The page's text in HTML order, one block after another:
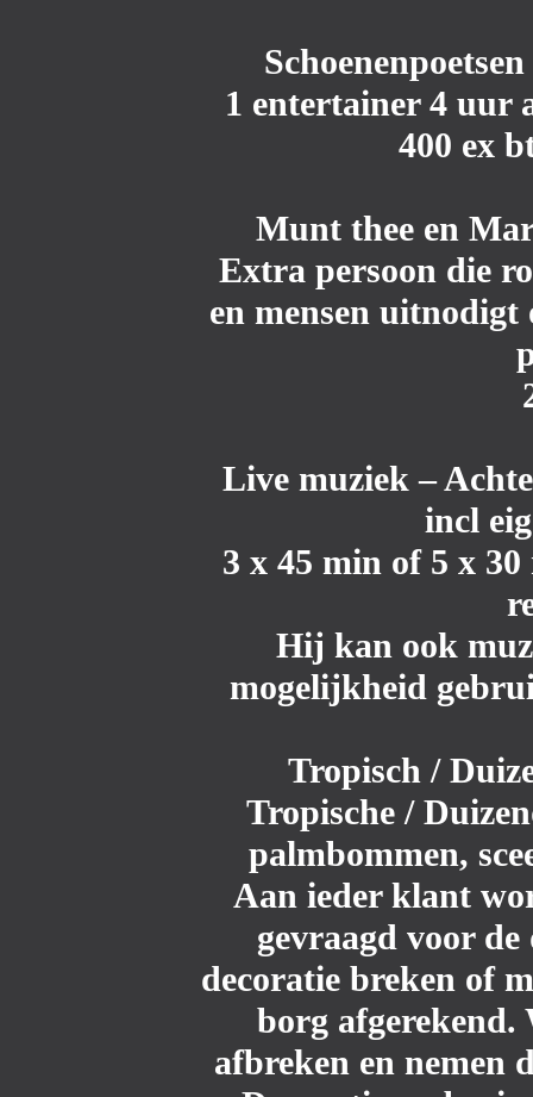
Schoenenpoetsen
1 entertainer 4 uur
400 ex
Munt thee en
Extra persoon die
en mensen
Live muziek–
incl
3 x 45 min of 5 x
Hij kan ook
mogelijkheid
Tropisch /
Tropische /
palmbommen,
Aan ieder klant
gevraagd voor
decoratie breken of
borg afgerekend.
afbreken en nemen